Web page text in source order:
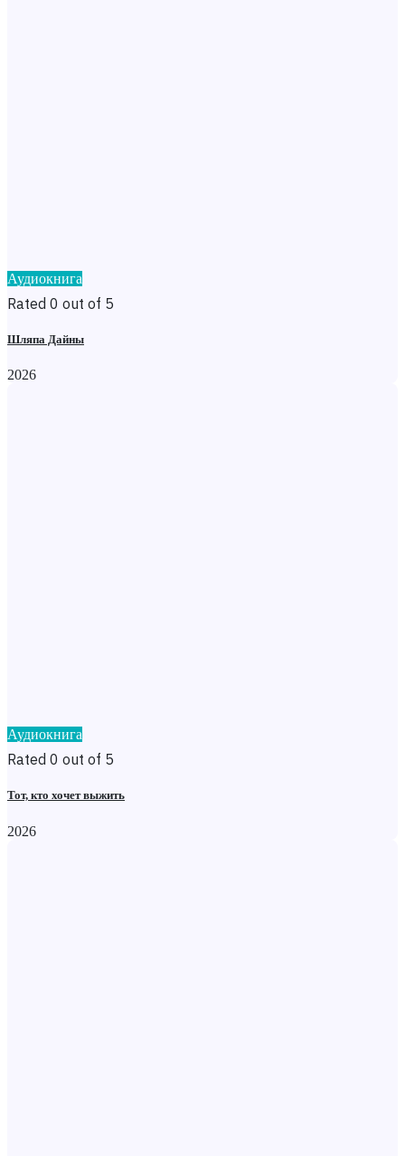
Аудиокнига
Rated 0 out of 5
Шляпа Дайны
2026
Аудиокнига
Rated 0 out of 5
Тот, кто хочет выжить
2026